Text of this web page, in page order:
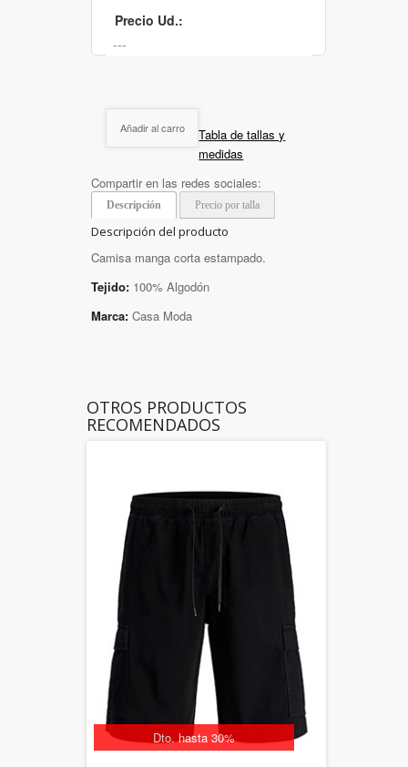
Precio Ud.:
Añadir al carro
Tabla de tallas y
medidas
Compartir en las redes sociales:
Descripción Precio por talla
Descripción del producto
Camisa manga corta estampado.
Tejido: 100% Algodón
Marca: Casa Moda
OTROS PRODUCTOS
RECOMENDADOS
Dto. hasta 30%